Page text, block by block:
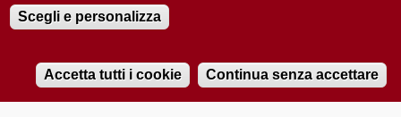
Audio
Registrazione presso il Tribunale di Padova n. 2097/2012 del 18 giugno
2012
Scegli e personalizza
Accetta tutti i cookie Continua senza accettare